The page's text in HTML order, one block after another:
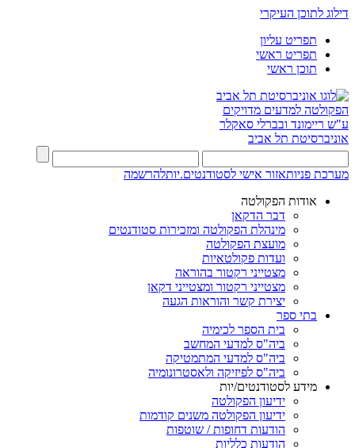
דילוג לתוכן העיקרי
תפריט עליון
תפריט ראשי
תוכן ראשי
הפקולטה למדעים מדויקים
ע"ש ריימונד ובברלי סאקלר
אוניברסיטת תל אביב
מערכת פניותאזור אישי לסטודנטים.יותלהרשמה
אודות הפקולטה
דבר הדקאן
מינהלת הפקולטה ומזכירות סטודנטים
מועצת הפקולטה
ועדות פקולטאיות
מצטייני רקטור בהוראה
מצטייני רקטור ומצטייני דקאן
יצירת קשר והוראות הגעה
בתי ספר
בית הספר לכימיה
ביה"ס למדעי המחשב
ביה"ס למדעי המתמטיקה
ביה"ס לפיזיקה ולאסטרונומיה
מידע לסטודנטים/יות
ידיעון הפקולטה
ידיעון הפקולטה משנים קודמות
הודעות דחופות / שוטפות
הודעות כלליות